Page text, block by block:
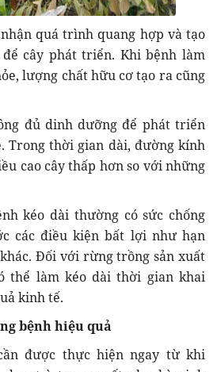
quá trình quang hợp và tạo
cây phát triển. Khi bệnh làm
lượng chất hữu cơ tạo ra cũng
đủ dinh dưỡng để phát triển
Trong thời gian dài, đường kính
cao cây thấp hơn so với những
kéo dài thường có sức chống
các điều kiện bất lợi như hạn
Đối với rừng trồng sản xuất
thể làm kéo dài thời gian khai
kinh tế.
bệnh hiệu quả
được thực hiện ngay từ khi